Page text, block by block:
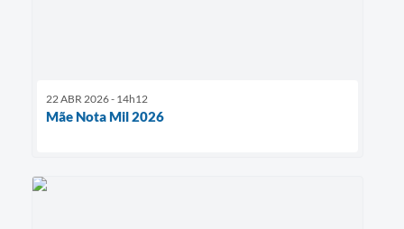
22 ABR 2026 - 14h12
Mãe Nota Mil 2026